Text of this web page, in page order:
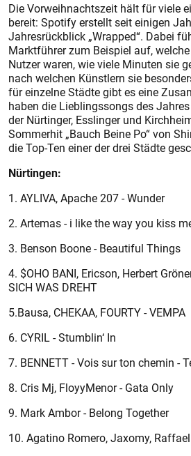
Die Vorweihnachtszeit hält für viele
bereit: Spotify erstellt seit einigen
Jahresrückblick „Wrapped“. Dabei
Marktführer zum Beispiel auf,
Nutzer waren, wie viele Minuten sie
nach welchen Künstlern sie
für einzelne Städte gibt es eine
haben die Lieblingssongs des
der Nürtinger, Esslinger und
Sommerhit „Bauch Beine Po“ von
die Top-Ten einer der drei Städte
Nürtingen:
1. AYLIVA, Apache 207 - Wunder
2. Artemas - i like the way you kiss
3. Benson Boone - Beautiful Things
4. $OHO BANI, Ericson, Herbert
SICH WAS DREHT
5.Bausa, CHEKAA, FOURTY - VEMPA
6. CYRIL - Stumblin‘ In
7. BENNETT - Vois sur ton chemin -
8. Cris Mj, FloyyMenor - Gata Only
9. Mark Ambor - Belong Together
10. Agatino Romero, Jaxomy,